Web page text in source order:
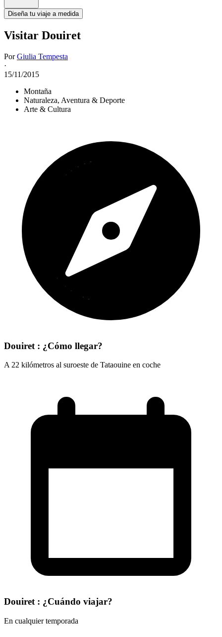
Diseña tu viaje a medida
Visitar Douiret
PorGiulia Tempesta
·
15/11/2015
Montaña
Naturaleza, Aventura & Deporte
Arte & Cultura
Douiret : ¿Cómo llegar?
A 22 kilómetros al suroeste de Tataouine en coche
Douiret : ¿Cuándo viajar?
En cualquier temporada